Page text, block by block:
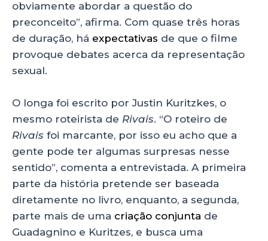
obviamente abordar a questão do
preconceito”, afirma. Com quase três horas
de duração, há expectativas de que o filme
provoque debates acerca da representação
sexual.
O longa foi escrito por Justin Kuritzkes, o
mesmo roteirista de Rivais. “O roteiro de
Rivais foi marcante, por isso eu acho que a
gente pode ter algumas surpresas nesse
sentido”, comenta a entrevistada. A primeira
parte da história pretende ser baseada
diretamente no livro, enquanto, a segunda,
parte mais de uma criação conjunta de
Guadagnino e Kuritzes, e busca uma